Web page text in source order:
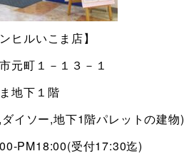
ヒルいこま店】
元町１－１３－１
地下１階
イソー,地下1階パレットの建物)
PM18:00(受付17:30迄)